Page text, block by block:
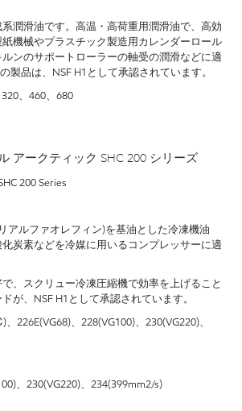
潤滑油です。高温・高荷重用潤滑油で、高効
機械やプラスチック製造用カレンダーロール
ンのサポートローラーの軸受の潤滑などに適
製品は、NSF H1として承認されています。
、460、680
アークティック SHC 200 シリーズ
200 Series
アルファオレフィン)を基油とした冷凍機油
炭素などを冷媒に用いるコンプレッサーに適
、スクリュー冷凍圧縮機で効率を上げること
が、NSF H1として承認されています。
226E(VG68)、228(VG100)、230(VG220)、
、230(VG220)、234(399mm2/s)